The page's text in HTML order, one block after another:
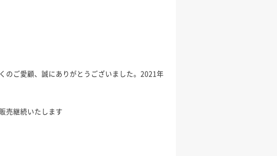
ご愛顧、誠にありがとうございました。2021年
売継続いたします